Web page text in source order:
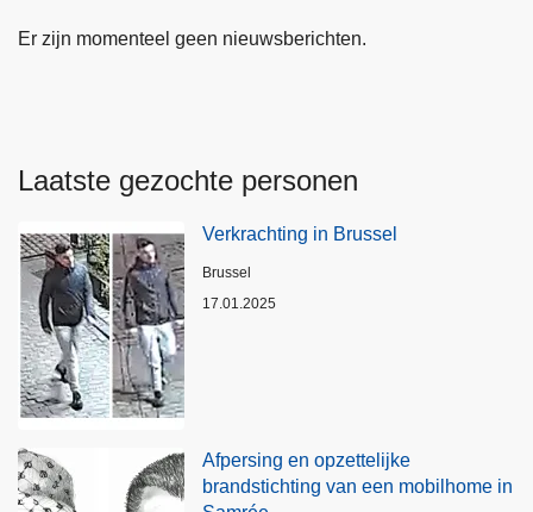
Er zijn momenteel geen nieuwsberichten.
Laatste gezochte personen
Verkrachting in Brussel
Plaats
Brussel
17.01.2025
Afpersing en opzettelijke
brandstichting van een mobilhome in